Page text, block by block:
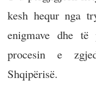
kesh hequr nga
enigmave dhe të
procesin e
Shqipërisë.